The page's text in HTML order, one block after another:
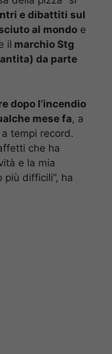
e dibattiti sul
al mondo e
il marchio Stg
da parte
dopo l’incendio
mese fa, a
tempi record.
che ha
e la mia
difficili”, ha